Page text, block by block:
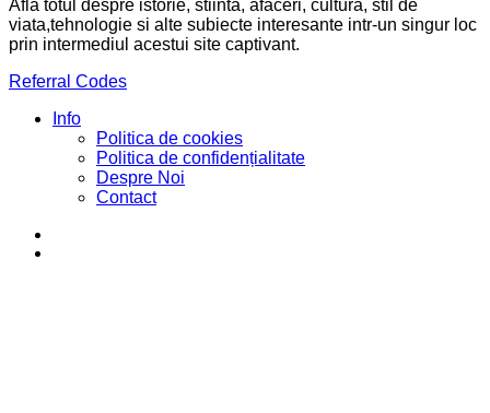
Afla totul despre istorie, stiinta, afaceri, cultura, stil de
viata,tehnologie si alte subiecte interesante intr-un singur loc
prin intermediul acestui site captivant.
Referral Codes
Info
Politica de cookies
Politica de confidențialitate
Despre Noi
Contact